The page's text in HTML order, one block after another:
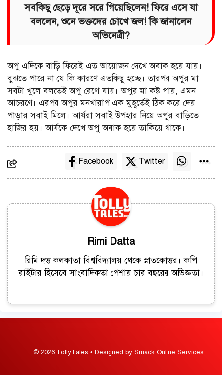
সবকিছু ছেড়ে দূরে সরে গিয়েছিলেন! ফিরে এসে যা
বললেন, শুনে ভক্তদের চোখে জল! কি জানালেন
অভিনেত্রী?
অপু এদিকে বাড়ি ফিরেই এত আয়োজন দেখে অবাক হয়ে যায়।
বুঝতে পারে না যে কি কারণে এতকিছু হচ্ছে। তারপর অপুর মা
সবটা খুলে বলতেই অপু রেগে যায়। অপুর মা কষ্ট পায়, এমন
আচরণে। এরপর অপুর মনখারাপ এক মুহূর্তেই ঠিক করে দেয়
পাড়ার সবাই মিলে। আর্যরা সবাই উপহার নিয়ে অপুর বাড়িতে
হাজির হয়। আর্যকে দেখে অপু অবাক হয়ে তাকিয়ে থাকে।
Facebook Twitter
Rimi Datta
রিমি দত্ত কলকাতা বিশ্ববিদ্যালয় থেকে স্নাতকোত্তর। কপি
রাইটার হিসেবে সাংবাদিকতা পেশায় চার বছরের অভিজ্ঞতা।
© 2026 TollyTales • Designed by Smack Online Services